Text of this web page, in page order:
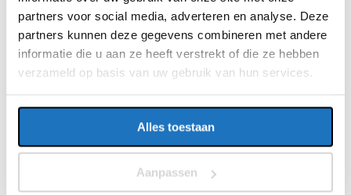
partners voor social media, adverteren en analyse. Deze
partners kunnen deze gegevens combineren met andere
informatie die u aan ze heeft verstrekt of die ze hebben
verzameld op basis van uw gebruik van hun services.
Alles toestaan
Aanpassen
Datum heenreis
Vertrektijd heenreis
Eindbestemming
Aantal personen
Naam
algemene vervoer- en reisvoorwaarden van
KNV Busvervoer